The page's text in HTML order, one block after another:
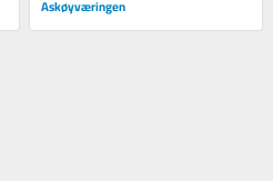
Askøyværingen